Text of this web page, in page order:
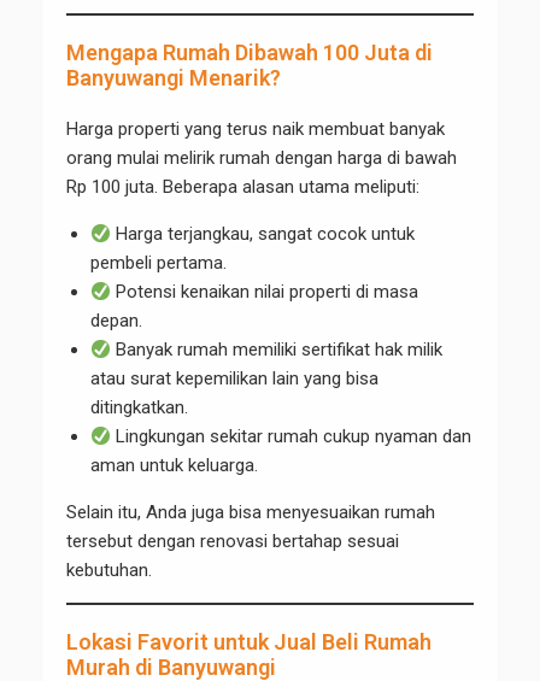
Mengapa Rumah Dibawah 100 Juta di
Banyuwangi Menarik?
Harga properti yang terus naik membuat banyak
orang mulai melirik rumah dengan harga di bawah
Rp 100 juta. Beberapa alasan utama meliputi:
Harga terjangkau, sangat cocok untuk
pembeli pertama.
Potensi kenaikan nilai properti di masa
depan.
Banyak rumah memiliki sertifikat hak milik
atau surat kepemilikan lain yang bisa
ditingkatkan.
Lingkungan sekitar rumah cukup nyaman dan
aman untuk keluarga.
Selain itu, Anda juga bisa menyesuaikan rumah
tersebut dengan renovasi bertahap sesuai
kebutuhan.
Lokasi Favorit untuk Jual Beli Rumah
Murah di Banyuwangi